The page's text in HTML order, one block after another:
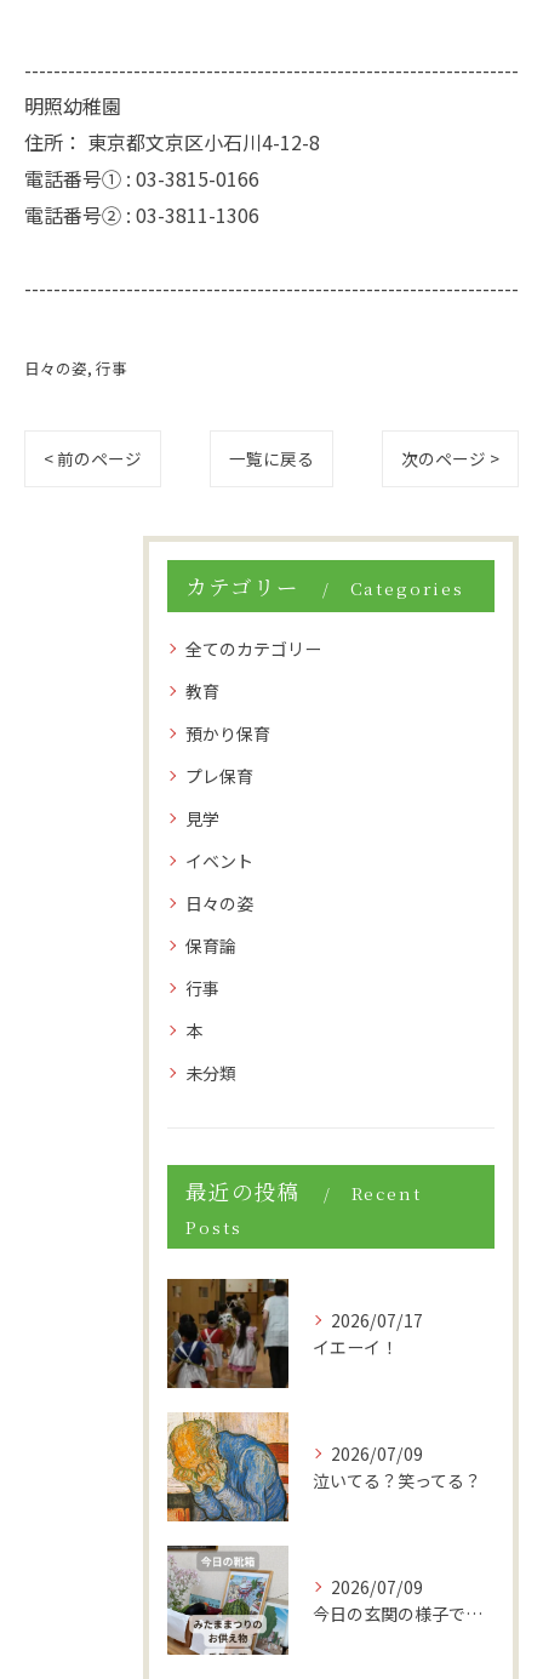
--------------------------------------------------------------------
明照幼稚園
住所： 東京都文京区小石川4-12-8
電話番号① : 03-3815-0166
電話番号② : 03-3811-1306
--------------------------------------------------------------------
日々の姿 行事
< 前のページ 一覧に戻る 次のページ >
カテゴリー Categories
全てのカテゴリー
教育
預かり保育
プレ保育
見学
イベント
日々の姿
保育論
行事
本
未分類
最近の投稿
Recent
Posts
2026/07/17
イエーイ！
2026/07/09
泣いてる？笑ってる？
2026/07/09
今日の玄関の様子です。